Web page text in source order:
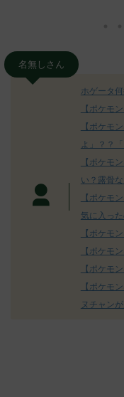
エクスレ
助かる 名
たラウド
しさん
決めた！
名無しさん
ホゲータ
【ポケモ
【ポケモ
よ」？？
【ポケモ
い？露骨
【ポケモ
気に入った
【ポケモ
【ポケモ
【ポケモ
【ポケモ
ヌチャン